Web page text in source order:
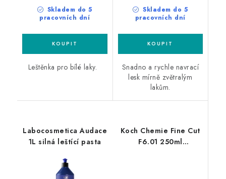
Skladem do 5
pracovních dní
Leštěnka pro bílé laky.
Skladem do 5
pracovních dní
Snadno a rychle navrací
lesk mírně zvětralým
lakům.
Labocosmetica Audace
1L silná leštící pasta
Koch Chemie Fine Cut
F6.01 250ml